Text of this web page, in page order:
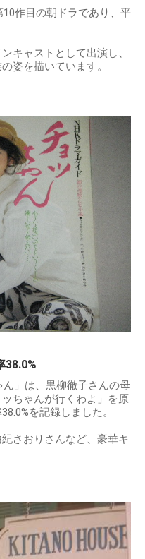
作目の朝ドラであり、平
キャストとして出演し、
姿を描いています。
38.0%
」は、黒柳徹子さんの母
ちゃんが行くわよ」を原
を記録しました。
さおりさんなど、豪華キ